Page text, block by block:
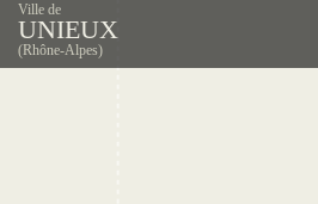
Ville de
UNIEUX
(Rhône-Alpes)